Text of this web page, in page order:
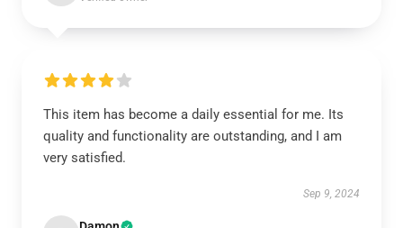
This item has become a daily essential for me. Its
quality and functionality are outstanding, and I am
very satisfied.
Sep 9, 2024